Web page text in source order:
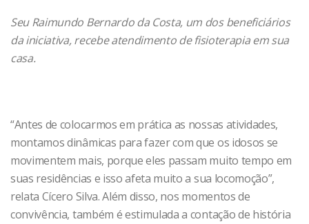
Seu Raimundo Bernardo da Costa, um dos beneficiários
da iniciativa, recebe atendimento de fisioterapia em sua
casa.
“Antes de colocarmos em prática as nossas atividades,
montamos dinâmicas para fazer com que os idosos se
movimentem mais, porque eles passam muito tempo em
suas residências e isso afeta muito a sua locomoção”,
relata Cícero Silva. Além disso, nos momentos de
convivência, também é estimulada a contação de história